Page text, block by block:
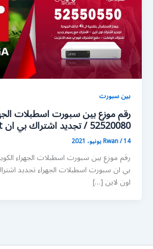
بين سبورت
رقم موزع بين سبورت اسطبلات
52520080 / تجديد اشتراك بي ان bein sport
Rwan/14 يونيو، 2021
رقم موزع بين سبورت اسطبلات الجهراء
بي ان سبورت اسطبلات الجهراء تجديد
اون لاين […]